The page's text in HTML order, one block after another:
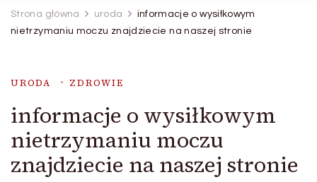
Strona główna uroda
informacje o wysiłkowym
nietrzymaniu moczu znajdziecie na naszej stronie
URODA ZDROWIE
informacje o wysiłkowym
nietrzymaniu moczu
znajdziecie na naszej stronie